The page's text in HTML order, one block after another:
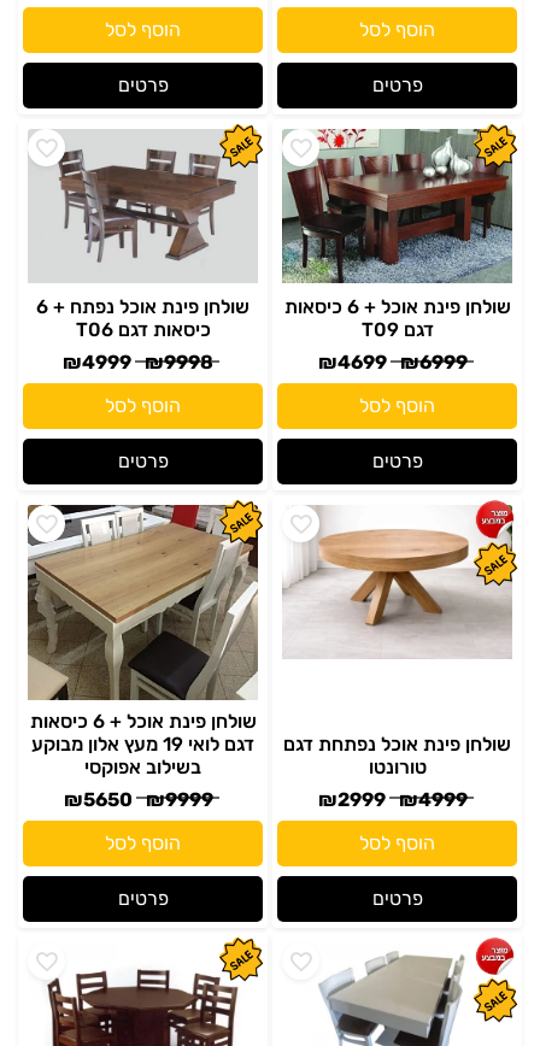
הוסף לסל
פרטים
הוסף לסל
פרטים
שולחן פינת אוכל + 6 כיסאות
דגם T09
₪6999
₪4699
הוסף לסל
פרטים
שולחן פינת אוכל נפתח + 6
כיסאות דגם T06
₪9998
₪4999
הוסף לסל
פרטים
שולחן פינת אוכל נפתחת דגם
טורונטו
₪4999
₪2999
הוסף לסל
פרטים
שולחן פינת אוכל + 6 כיסאות
דגם לואי 19 מעץ אלון מבוקע
בשילוב אפוקסי
₪9999
₪5650
הוסף לסל
פרטים